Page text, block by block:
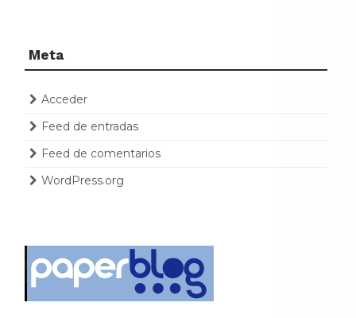
Meta
Acceder
Feed de entradas
Feed de comentarios
WordPress.org